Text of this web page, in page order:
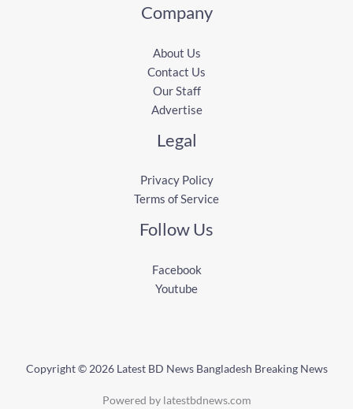
Company
About Us
Contact Us
Our Staff
Advertise
Legal
Privacy Policy
Terms of Service
Follow Us
Facebook
Youtube
Copyright © 2026 Latest BD News Bangladesh Breaking News
Powered by latestbdnews.com